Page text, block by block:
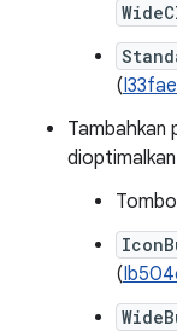
(I33fae
Tambahkan
(